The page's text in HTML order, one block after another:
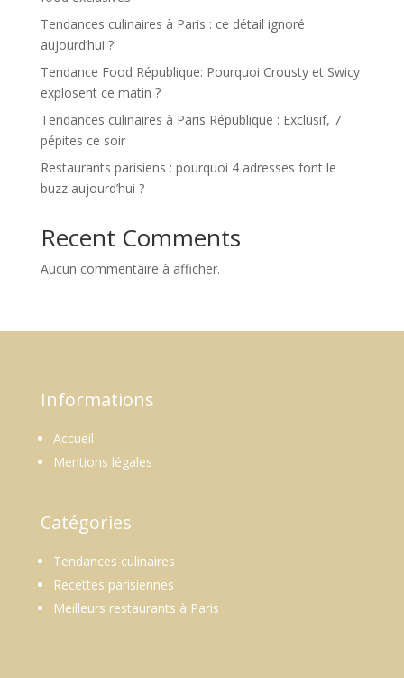
Tendances culinaires à Paris : ce détail ignoré
aujourd’hui ?
Tendance Food République: Pourquoi Crousty et Swicy
explosent ce matin ?
Tendances culinaires à Paris République : Exclusif, 7
pépites ce soir
Restaurants parisiens : pourquoi 4 adresses font le
buzz aujourd’hui ?
Recent Comments
Aucun commentaire à afficher.
Informations
Accueil
Mentions légales
Catégories
Tendances culinaires
Recettes parisiennes
Meilleurs restaurants à Paris